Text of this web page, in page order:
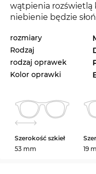
wątpienia rozświetlą
niebienie będzie
marka ustala kryteria
Jakiś inny kolor
ulubionego ubioru?
wariantami GG1401S
Te oprawki są
mieszkają w
zaprezentować się
sprawiają, że
rozmiary
Rodzaj
rodzaj oprawek
Kolor oprawki
Szerokość szkieł
53 mm
19